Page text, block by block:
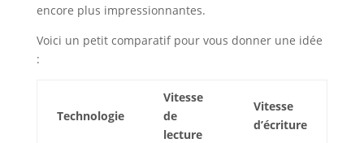
encore plus impressionnantes.
Voici un petit comparatif pour vous donner une idée
:
Technologie
Vitesse
de
lecture
Vitesse
d’écriture